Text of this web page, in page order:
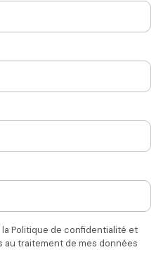
Politique de confidentialité et
au traitement de mes données